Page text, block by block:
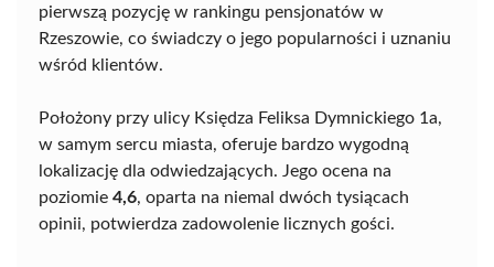
pierwszą pozycję w rankingu pensjonatów w
Rzeszowie, co świadczy o jego popularności i uznaniu
wśród klientów.
Położony przy ulicy Księdza Feliksa Dymnickiego 1a,
w samym sercu miasta, oferuje bardzo wygodną
lokalizację dla odwiedzających. Jego ocena na
poziomie 4,6, oparta na niemal dwóch tysiącach
opinii, potwierdza zadowolenie licznych gości.